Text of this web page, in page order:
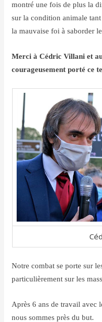
montré une fois de plus la
sur la condition animale
la mauvaise foi à saborder
Merci à Cédric Villani et
courageusement porté ce
Notre combat se porte sur
particulièrement sur les
Après 6 ans de travail avec
nous sommes près du but.